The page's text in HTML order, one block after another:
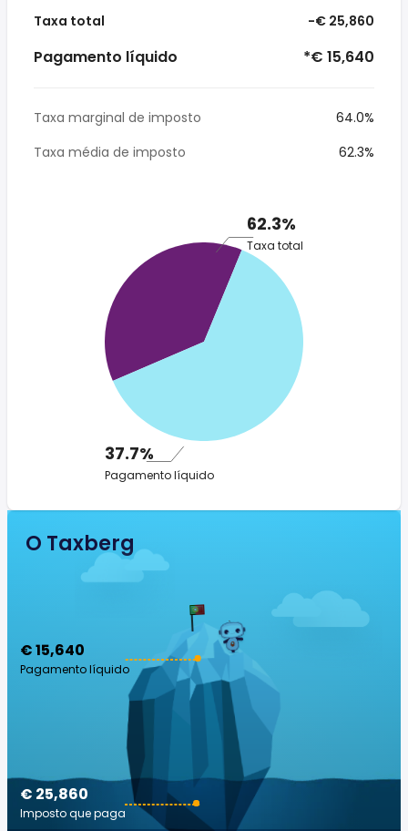
Taxa total -€ 25,860
Pagamento líquido *€ 15,640
Taxa marginal de imposto
64.0%
Taxa média de imposto
62.3%
62.3%
Taxa total
37.7%
Pagamento líquido
O Taxberg
€ 15,640
Pagamento líquido
€ 25,860
Imposto que paga